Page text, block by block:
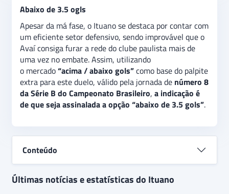
Abaixo de 3.5 ogls
Apesar da má fase, o Ituano se destaca por contar com
um eficiente setor defensivo, sendo improvável que o
Avaí consiga furar a rede do clube paulista mais de
uma vez no embate. Assim, utilizando
o mercado“acima / abaixo gols”como base do palpite
extra para este duelo, válido pela jornada de número 8
da Série B do Campeonato Brasileiro, a indicação é
de que seja assinalada a opção “abaixo de 3.5 gols”.
Conteúdo
Últimas notícias e estatísticas do Ituano